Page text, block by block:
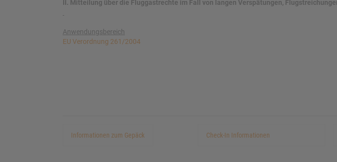
II. Mitteilung über die Fluggastrechte im Fall von langen Verspätungen,
Anwendungsbereich
EU Verordnung 261/2004
Informationen zum Gepäck Check-In Informationen